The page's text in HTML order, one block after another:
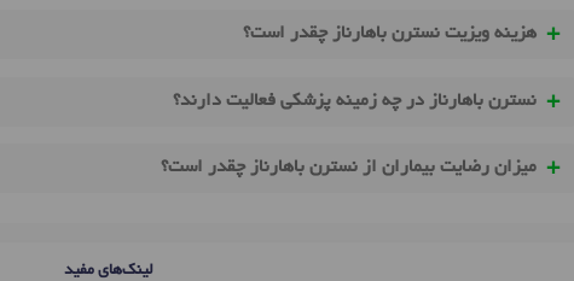
هزینه ویزیت نسترن باهارناز چقدر است؟
نسترن باهارناز در چه زمینه پزشکی فعالیت دارند؟
میزان رضایت بیماران از نسترن باهارناز چقدر است؟
لینک‌های مفید